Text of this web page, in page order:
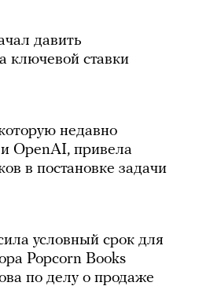
давить
ключевой ставки
недавно
OpenAI, привела
в постановке задачи
условный срок для
Popcorn Books
по делу о продаже